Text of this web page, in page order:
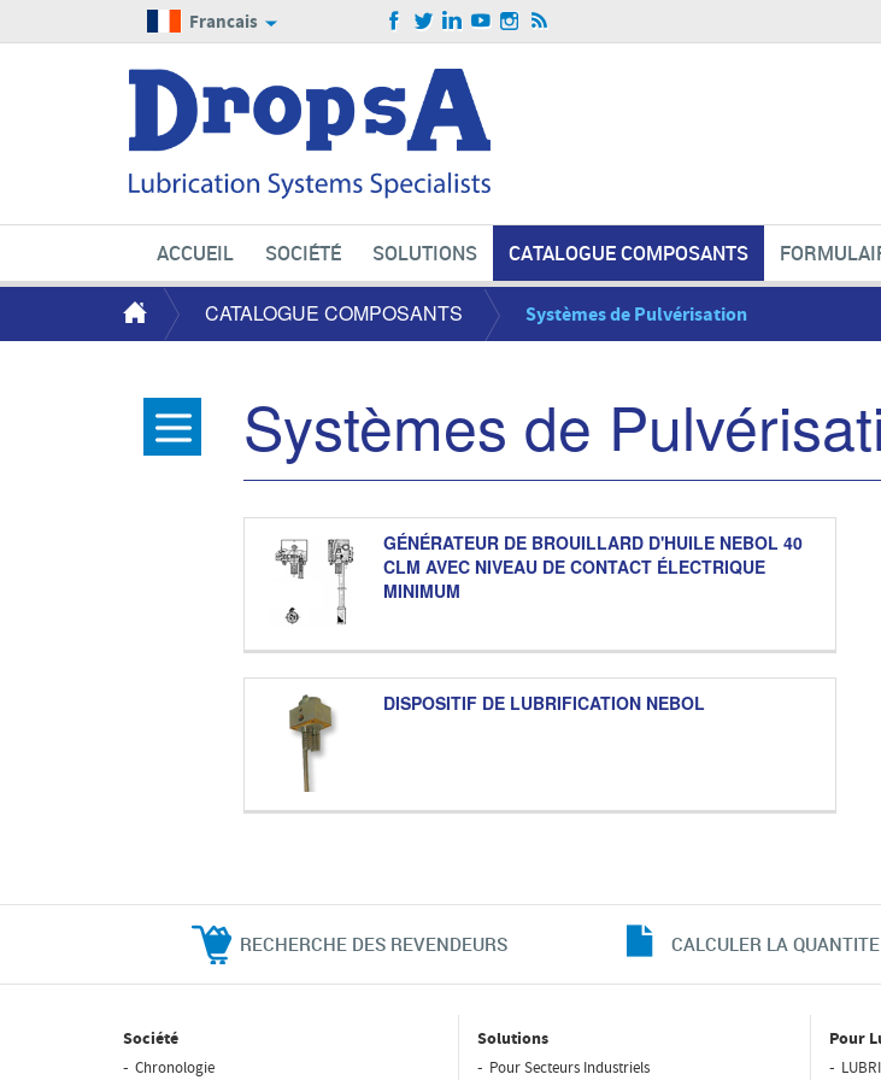
Francais
ACCUEIL SOCIÉTÉ SOLUTIONS CATALOGUE COMPOSANTS
CATALOGUE COMPOSANTS Systèmes de Pulvérisation
Systèmes de
GÉNÉRATEUR DE BROUILLARD D'HUILE NEBOL 40
CLM AVEC NIVEAU DE CONTACT ÉLECTRIQUE
MINIMUM
DISPOSITIF DE LUBRIFICATION NEBOL
RECHERCHE DES REVENDEURS CALCULER LA
Société
Chronologie
Solutions
Pour Secteurs Industriels
Pour